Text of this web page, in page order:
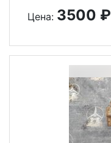
Цена: 3500 ₽